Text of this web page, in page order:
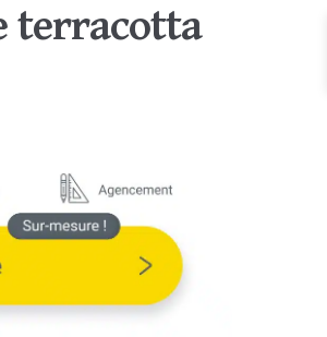
terracotta